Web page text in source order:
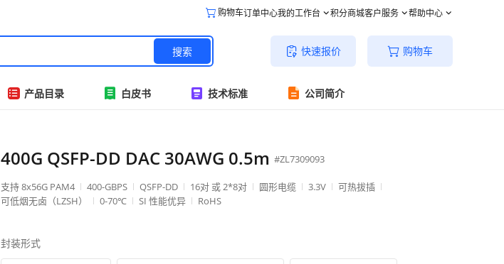
购物车订单中心我的工作台 积分商城客户服务 帮助中心
搜索 快速报价 购物车
产品目录 白皮书 技术标准 公司简介
400G QSFP-DD DAC 30AWG 0.5m #ZL7309093
支持 8x56G PAM4 400-GBPS QSFP-DD 16对 或 2*8对 圆形电缆 3.3V
可热拔插
可低烟无卤（LZSH）
0-70℃ SI 性能优异 RoHS
封装形式